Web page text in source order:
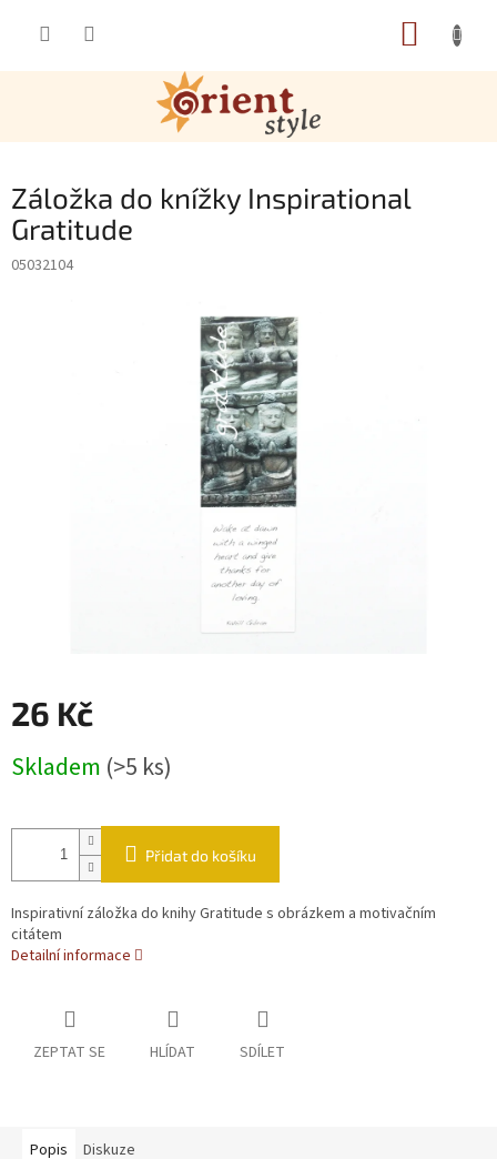
Záložka do knížky Inspirational
Gratitude
05032104
26 Kč
Skladem (>5 ks)
Přidat do košíku
Inspirativní záložka do knihy Gratitude s obrázkem a motivačním
citátem
Detailní informace
ZEPTAT SE HLÍDAT SDÍLET
Popis Diskuze